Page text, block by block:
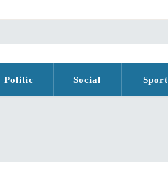
Politic Social Sport